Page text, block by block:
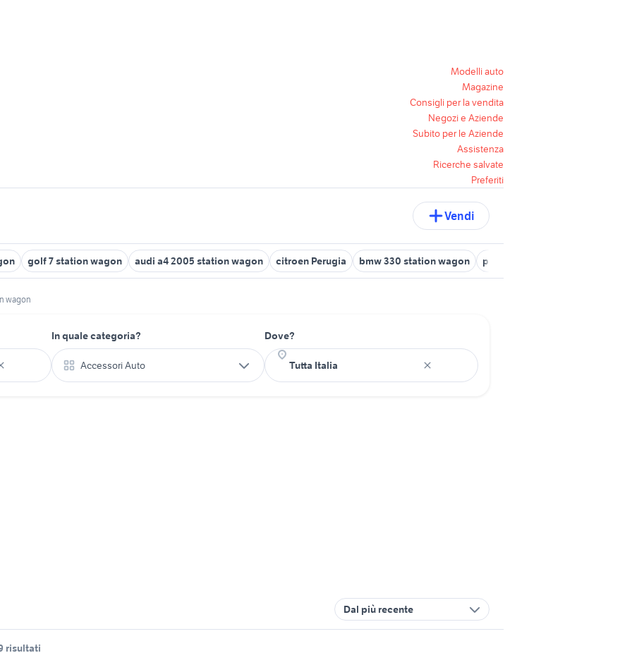
Modelli auto
Magazine
Consigli per la vendita
Negozi e Aziende
Subito per le Aziende
Assistenza
Ricerche salvate
Preferiti
Vendi
golf 7 station wagon audi a4 2005 station wagon citroen Perugia bmw 330 station wagon peugeot 207 station wagon
wagon
In quale categoria?
Accessori Auto
Dove?
Dal più recente
risultati